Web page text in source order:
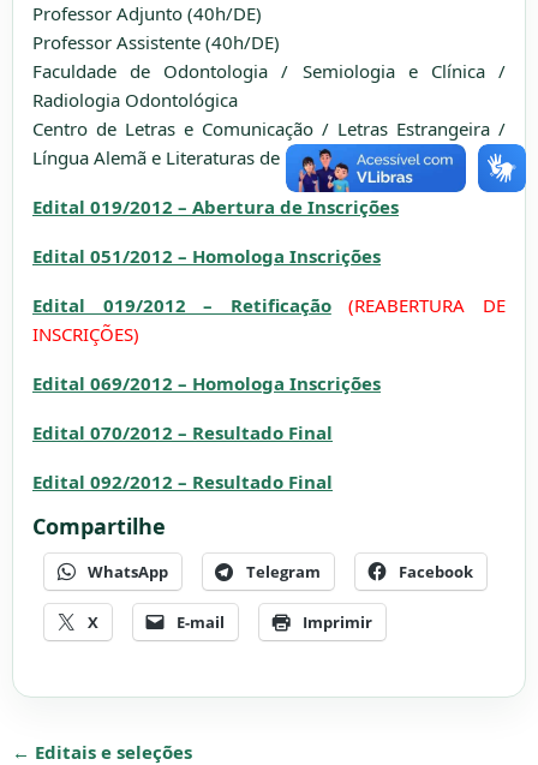
Professor Adjunto (40h/DE)
Professor Assistente (40h/DE)
Faculdade de Odontologia / Semiologia e Clínica /
Radiologia Odontológica
Centro de Letras e Comunicação / Letras Estrangeira /
Língua Alemã e Literaturas de Língua Alemã
Edital 019/2012 – Abertura de Inscrições
Edital 051/2012 – Homologa Inscrições
Edital 019/2012 – Retificação
(REABERTURA DE
INSCRIÇÕES)
Edital 069/2012 – Homologa Inscrições
Edital 070/2012 – Resultado Final
Edital 092/2012 – Resultado Final
Compartilhe
WhatsApp Telegram Facebook
X E-mail Imprimir
← Editais e seleções